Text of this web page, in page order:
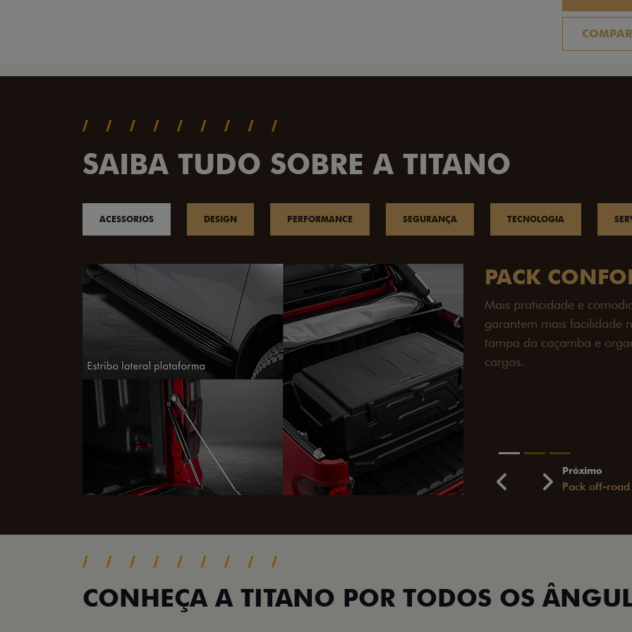
SAIBA TUDO SOBRE A TITANO
ACESSORIOS DESIGN PERFORMANCE SEGURANÇA TECNOLOGIA
PACK OFF-
Prepare sua picape para
engate de reboque para
lamas e overbumper,
proteção extra para a
Pack